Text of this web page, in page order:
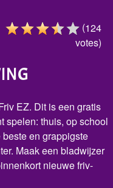
(124
votes)
EZ. Dit is een gratis
spelen: thuis, op school
en grappigste
Maak een bladwijzer
nieuwe friv-